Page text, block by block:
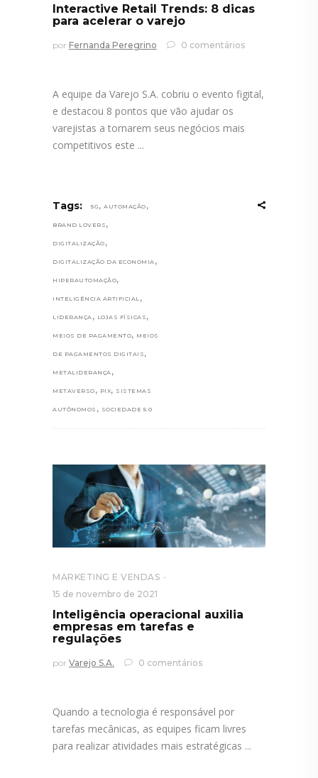
Interactive Retail Trends: 8 dicas
para acelerar o varejo
por Fernanda Peregrino 0 comentários
A equipe da Varejo S.A. cobriu o evento figital,
e destacou 8 pontos que vão ajudar os
varejistas a tornarem seus negócios mais
competitivos este
Tags: 5G , AUTOMAÇÃO ,
BRAND LOVERS ,
DIGITALIZAÇÃO ,
DIGITALIZAÇÃO DA ECONOMIA ,
HIPERAUTOMAÇÃO,
INTELIGÊNCIA ARTIFICIAL ,
LIDERANÇA , LOJAS FÍSICAS ,
MEIOS DE PAGAMENTO, MEIOS
DE PAGAMENTOS DIGITAIS ,
METALIDERANÇA ,
METAVERSO , PIX, SISTEMAS
AUTÔNOMOS , SOCIEDADE 5.0
MARKETING E VENDAS
15 de novembro de 2021
Inteligência operacional auxilia
empresas em tarefas e
regulações
por Varejo S.A. 0 comentários
Quando a tecnologia é responsável por
tarefas mecânicas, as equipes ficam livres
para realizar atividades mais estratégicas